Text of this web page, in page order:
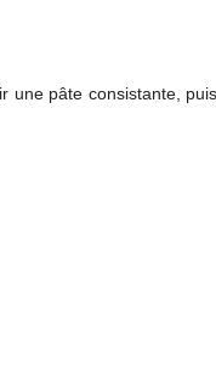
pâte consistante,